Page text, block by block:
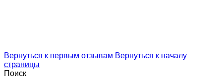
Вернуться к первым отзывам Вернуться к началу
страницы
Поиск